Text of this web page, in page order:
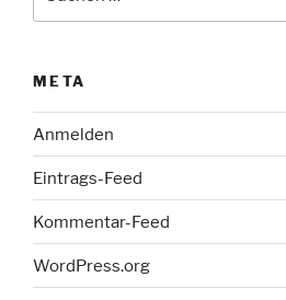
META
Anmelden
Eintrags-Feed
Kommentar-Feed
WordPress.org